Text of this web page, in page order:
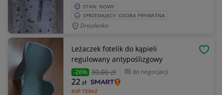
STAN: NOWY
SPRZEDAJĄCY: OSOBA PRYWATNA
Drezdenko
Leżaczek fotelik do kąpieli
regulowany antypoślizgowy
-26% 30,00 zł do negocjacji
KUP TERAZ
22zł